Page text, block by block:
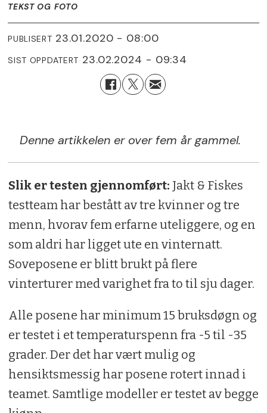
TEKST OG FOTO
PUBLISERT 23.01.2020 - 08:00
SIST OPPDATERT 23.02.2024 - 09:34
Denne artikkelen er over fem år gammel.
Slik er testen gjennomført: Jakt & Fiskes
testteam har bestått av tre kvinner og tre
menn, hvorav fem erfarne uteliggere, og en
som aldri har ligget ute en vinternatt.
Soveposene er blitt brukt på flere
vinterturer med varighet fra to til sju dager.
Alle posene har minimum 15 bruksdøgn og
er testet i et temperaturspenn fra -5 til -35
grader. Der det har vært mulig og
hensiktsmessig har posene rotert innad i
teamet. Samtlige modeller er testet av begge